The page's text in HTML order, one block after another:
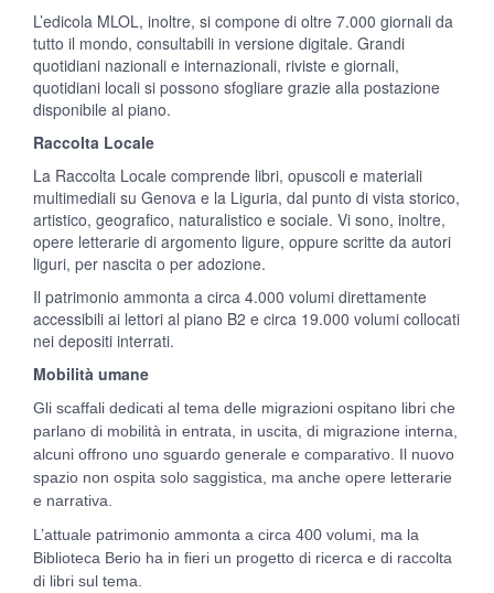
L’edicola MLOL, inoltre, si compone di oltre 7.000 giornali da
tutto il mondo, consultabili in versione digitale. Grandi
quotidiani nazionali e internazionali, riviste e giornali,
quotidiani locali si possono sfogliare grazie alla postazione
disponibile al piano.
Raccolta Locale
La Raccolta Locale comprende libri, opuscoli e materiali
multimediali su Genova e la Liguria, dal punto di vista storico,
artistico, geografico, naturalistico e sociale. Vi sono, inoltre,
opere letterarie di argomento ligure, oppure scritte da autori
liguri, per nascita o per adozione.
Il patrimonio ammonta a circa 4.000 volumi direttamente
accessibili ai lettori al piano B2 e circa 19.000 volumi collocati
nei depositi interrati.
Mobilità umane
Gli scaffali dedicati al tema delle migrazioni ospitano libri che
parlano di mobilità in entrata, in uscita, di migrazione interna,
alcuni offrono uno sguardo generale e comparativo. Il nuovo
spazio non ospita solo saggistica, ma anche opere letterarie
e narrativa.
L’attuale patrimonio ammonta a circa 400 volumi, ma la
Biblioteca Berio ha in fieri un progetto di ricerca e di raccolta
di libri sul tema.